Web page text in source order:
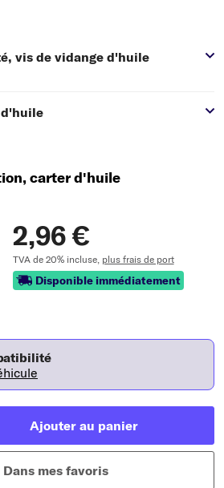
vis de vidange d'huile
carter d'huile
2,96 €
TVA de 20% incluse, plus frais de port
Disponible immédiatement
Ajouter au panier
Dans mes favoris